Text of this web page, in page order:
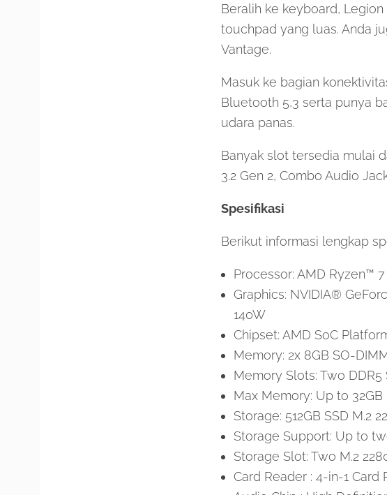
Beralih ke keyboard,
touchpad yang luas. Anda
Vantage.
Masuk ke bagian
Bluetooth 5,3 serta punya
udara panas.
Banyak slot tersedia mulai
3.2 Gen 2, Combo Audio
Spesifikasi
Berikut informasi lengkap
Processor: AMD Ryzen™
Graphics: NVIDIA®
140W
Chipset: AMD SoC
Memory: 2x 8GB SO-
Memory Slots: Two
Max Memory: Up to
Storage: 512GB SSD M.2
Storage Support: Up to
Storage Slot: Two M.2
Card Reader : 4-in-1 Card